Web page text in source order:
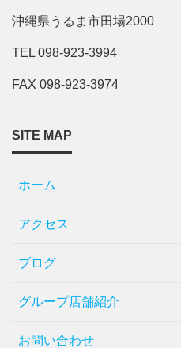
沖縄県うるま市田場2000
TEL 098-923-3994
FAX 098-923-3974
SITE MAP
ホーム
アクセス
ブログ
グループ店舗紹介
お問い合わせ